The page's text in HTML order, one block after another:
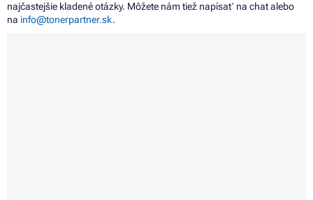
najčastejšie kladené otázky. Môžete nám tiež napísať na chat alebo
na info@tonerpartner.sk.